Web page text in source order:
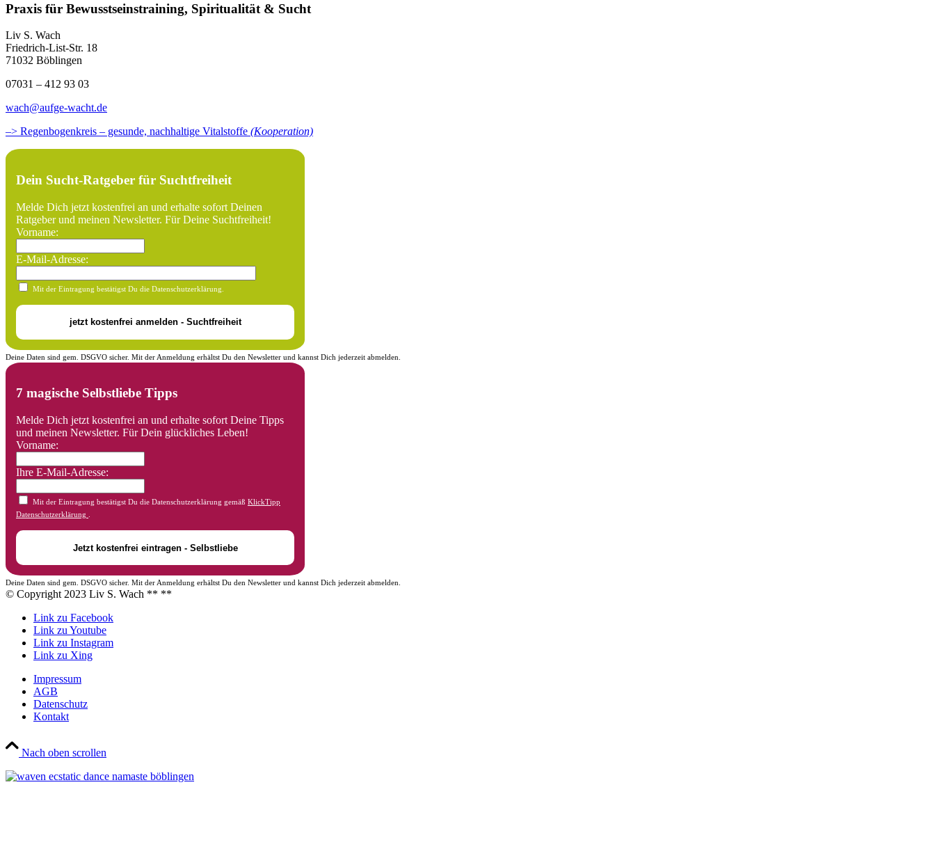
Praxis für Bewusstseinstraining, Spiritualität & Sucht
Liv S. Wach
Friedrich-List-Str. 18
71032 Böblingen
07031 – 412 93 03
wach@aufge-wacht.de
–> Regenbogenkreis – gesunde, nachhaltige Vitalstoffe (Kooperation)
Dein Sucht-Ratgeber für Suchtfreiheit
Melde Dich jetzt kostenfrei an und erhalte sofort Deinen
Ratgeber und meinen Newsletter. Für Deine Suchtfreiheit!
Vorname:
E-Mail-Adresse:
Mit der Eintragung bestätigst Du die Datenschutzerklärung.
Deine Daten sind gem. DSGVO sicher. Mit der Anmeldung erhältst Du den Newsletter und kannst Dich jederzeit abmelden.
7 magische Selbstliebe Tipps
Melde Dich jetzt kostenfrei an und erhalte sofort Deine Tipps
und meinen Newsletter. Für Dein glückliches Leben!
Vorname:
Ihre E-Mail-Adresse:
Mit der Eintragung bestätigst Du die Datenschutzerklärung gemäß KlickTipp
Datenschutzerklärung
Deine Daten sind gem. DSGVO sicher. Mit der Anmeldung erhältst Du den Newsletter und kannst Dich jederzeit abmelden.
© Copyright 2023 Liv S. Wach ** **
Link zu Facebook
Link zu Youtube
Link zu Instagram
Link zu Xing
Impressum
AGB
Datenschutz
Kontakt
Nach oben scrollen